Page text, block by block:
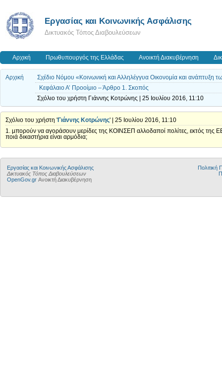
Εργασίας και Κοινωνικής Ασφάλισης
Δικτυακός Τόπος Διαβουλεύσεων
Αρχική Πρωθυπουργός της Ελλάδας Ανοικτή Διακυβέρνηση
Αρχική
Σχέδιο Νόμου «Κοινωνική και Αλληλέγγυα Οικονομία και ανάπτυξη
Κεφάλαιο Α’ Προοίμιο – Άρθρο 1. Σκοπός
Σχόλιο του χρήστη Γιάννης Κοτρώνης | 25 Ιουλίου 2016, 11:10
Σχόλιο του χρήστη 'Γιάννης Κοτρώνης' | 25 Ιουλίου 2016, 11:10
1. μπορούν να αγοράσουν μερίδες της ΚΟΙΝΣΕΠ αλλοδαποί πολίτες, εκτός της
ποιά δικαστήρια είναι αρμόδια;
Εργασίας και Κοινωνικής Ασφάλισης
Δικτυακός Τόπος Διαβουλεύσεων
OpenGov.gr Ανοικτή Διακυβέρνηση